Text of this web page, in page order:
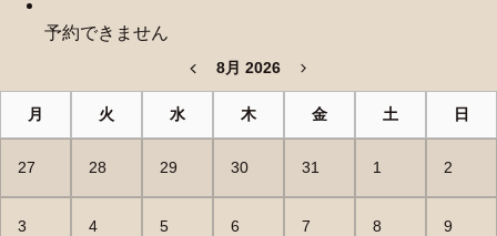
予約できません
8月 2026
月 火 水 木 金 土 日
27 28 29 30 31 1 2
3 4 5 6 7 8 9